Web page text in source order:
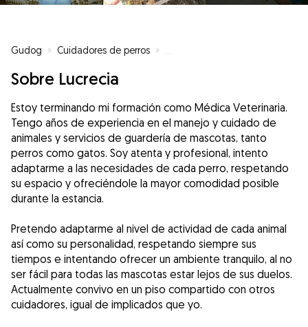
Gudog » Cuidadores de perros »
Sobre Lucrecia
Estoy terminando mi formación como Médica Veterinaria.
Tengo años de experiencia en el manejo y cuidado de
animales y servicios de guardería de mascotas, tanto
perros como gatos. Soy atenta y profesional, intento
adaptarme a las necesidades de cada perro, respetando
su espacio y ofreciéndole la mayor comodidad posible
durante la estancia.
Pretendo adaptarme al nivel de actividad de cada animal
así como su personalidad, respetando siempre sus
tiempos e intentando ofrecer un ambiente tranquilo, al no
ser fácil para todas las mascotas estar lejos de sus duelos.
Actualmente convivo en un piso compartido con otros
cuidadores, igual de implicados que yo.